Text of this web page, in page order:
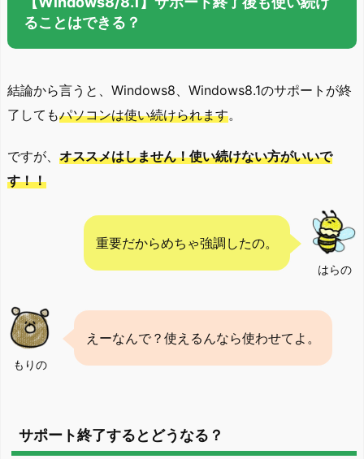
ることはできる？
結論から言うと、Windows8、Windows8.1のサポートが終
了してもパソコンは使い続けられます。
ですが、 オススメはしません！使い続けない方がいいで
す！！
はらの
重要だからめちゃ強調したの。
もりの
えーなんで？使えるんなら使わせてよ。
サポート終了するとどうなる？